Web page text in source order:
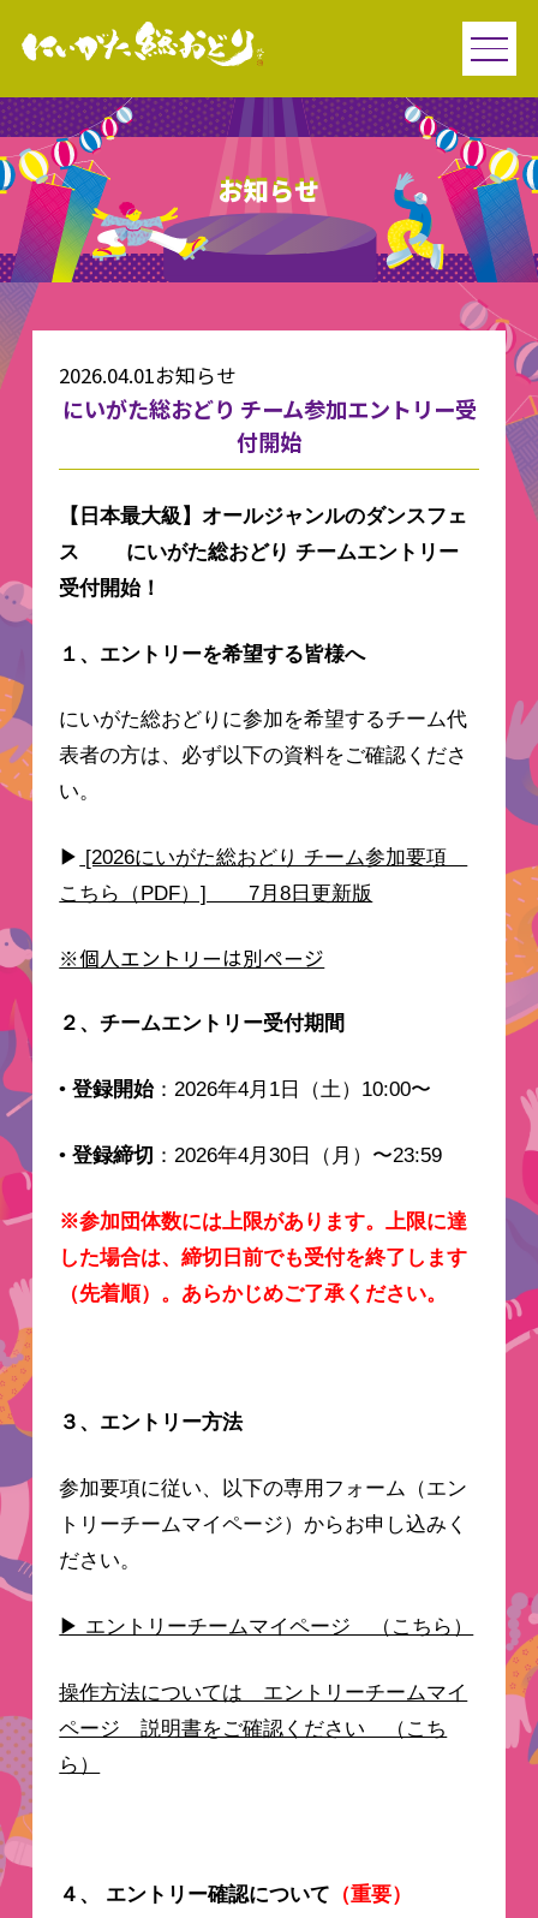
お知らせ
2026.04.01お知らせ
にいがた総おどり チーム参加エントリー受
付開始
【日本最大級】オールジャンルのダンスフェ
ス
にいがた総おどり チームエントリー
受付開始！
１、エントリーを希望する皆様へ
にいがた総おどりに参加を希望するチーム代
表者の方は、必ず以下の資料をご確認くださ
い。
▶ [2026にいがた総おどり チーム参加要項
こちら（PDF）] 7月8日更新版
※個人エントリーは別ページ
２、チームエントリー受付期間
•登録開始：2026年4月1日（土）10:00〜
•登録締切 ：2026年4月30日（月）〜23:59
※参加団体数には上限があります。上限に達
した場合は、締切日前でも受付を終了します
（先着順）。あらかじめご了承ください。
３、エントリー方法
参加要項に従い、以下の専用フォーム（エン
トリーチームマイページ）からお申し込みく
ださい。
▶ エントリーチームマイページ （こちら）
操作方法については エントリーチームマイ
ページ 説明書をご確認ください （こち
ら）
４、 エントリー確認について （重要）